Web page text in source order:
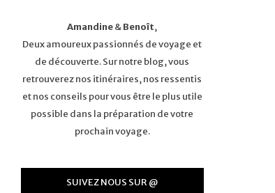
Amandine&Benoît,
Deux amoureux passionnés de voyage et
de découverte. Sur notre blog, vous
retrouverez nos itinéraires, nos ressentis
et nos conseils pour vous être le plus utile
possible dans la préparation de votre
prochain voyage.
SUIVEZ NOUS SUR @